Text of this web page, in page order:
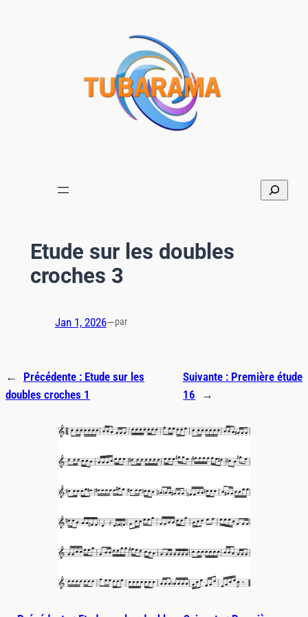
Etude sur les doubles
croches 3
Jan 1, 2026—par
← Précédente : Etude sur les
doubles croches 1
Suivante : Première étude
16
→